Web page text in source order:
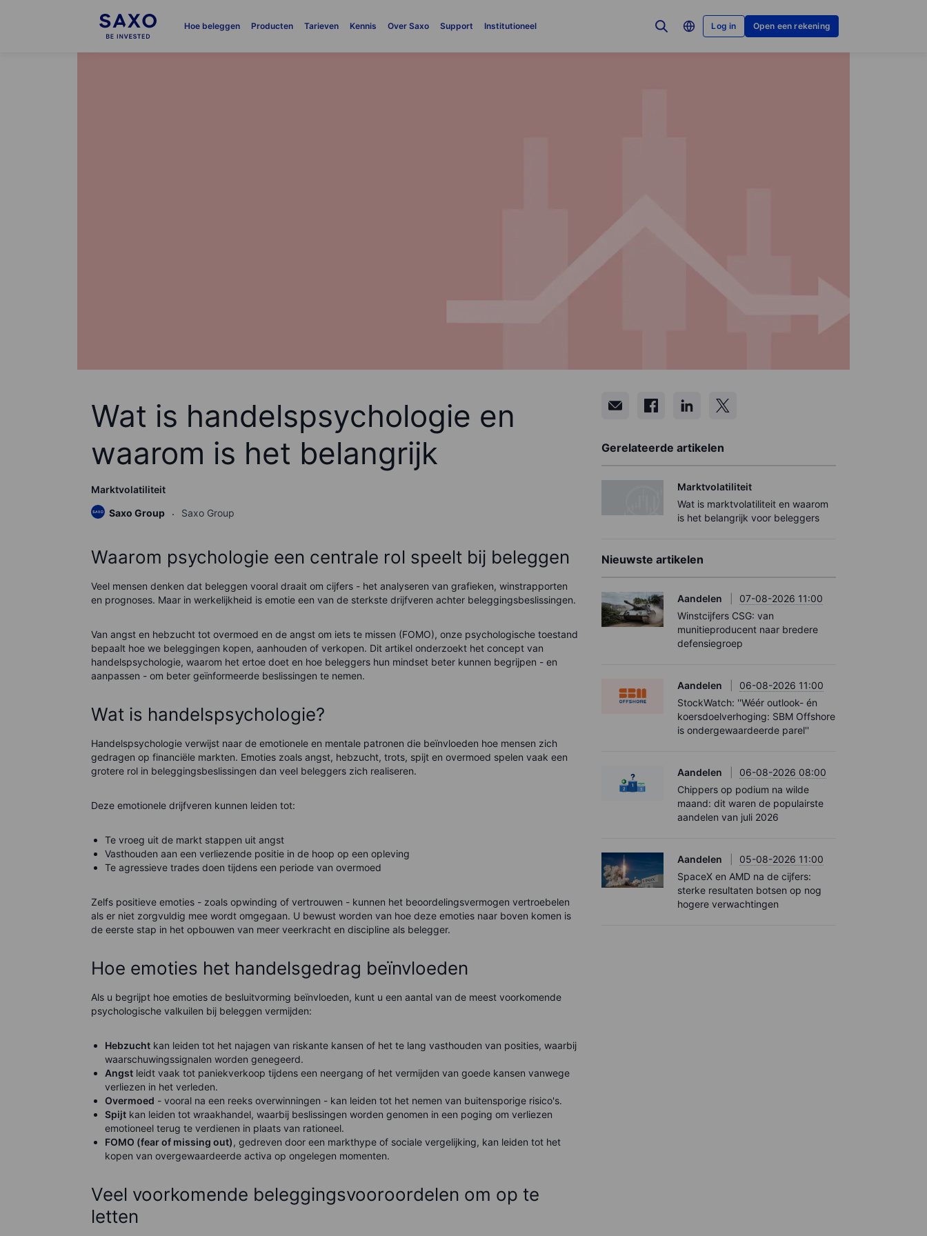
Hoe beleggen Producten Tarieven Kennis Over Saxo Support Institutioneel Log in Open een rekening
Wat is handelspsychologie en
waarom is het belangrijk
Marktvolatiliteit
Saxo Group
Saxo Group
Waarom psychologie een centrale rol speelt bij beleggen
Veel mensen denken dat beleggen vooral draait om cijfers - het analyseren van grafieken, winstrapporten
en prognoses. Maar in werkelijkheid is emotie een van de sterkste drijfveren achter beleggingsbeslissingen.
Van angst en hebzucht tot overmoed en de angst om iets te missen (FOMO), onze psychologische toestand
bepaalt hoe we beleggingen kopen, aanhouden of verkopen. Dit artikel onderzoekt het concept van
handelspsychologie, waarom het ertoe doet en hoe beleggers hun mindset beter kunnen begrijpen - en
aanpassen - om beter geïnformeerde beslissingen te nemen.
Wat is handelspsychologie?
Handelspsychologie verwijst naar de emotionele en mentale patronen die beïnvloeden hoe mensen zich
gedragen op financiële markten. Emoties zoals angst, hebzucht, trots, spijt en overmoed spelen vaak een
grotere rol in beleggingsbeslissingen dan veel beleggers zich realiseren.
Deze emotionele drijfveren kunnen leiden tot:
Te vroeg uit de markt stappen uit angst
Vasthouden aan een verliezende positie in de hoop op een opleving
Te agressieve trades doen tijdens een periode van overmoed
Zelfs positieve emoties - zoals opwinding of vertrouwen - kunnen het beoordelingsvermogen vertroebelen
als er niet zorgvuldig mee wordt omgegaan. U bewust worden van hoe deze emoties naar boven komen is
de eerste stap in het opbouwen van meer veerkracht en discipline als belegger.
Hoe emoties het handelsgedrag beïnvloeden
Als u begrijpt hoe emoties de besluitvorming beïnvloeden, kunt u een aantal van de meest voorkomende
psychologische valkuilen bij beleggen vermijden:
Hebzucht kan leiden tot het najagen van riskante kansen of het te lang vasthouden van posities, waarbij
waarschuwingssignalen worden genegeerd.
Angst leidt vaak tot paniekverkoop tijdens een neergang of het vermijden van goede kansen vanwege
verliezen in het verleden.
Overmoed - vooral na een reeks overwinningen - kan leiden tot het nemen van buitensporige risico's.
Spijt kan leiden tot wraakhandel, waarbij beslissingen worden genomen in een poging om verliezen
emotioneel terug te verdienen in plaats van rationeel.
FOMO (fear of missing out), gedreven door een markthype of sociale vergelijking, kan leiden tot het
kopen van overgewaardeerde activa op ongelegen momenten.
Veel voorkomende beleggingsvooroordelen om op te
letten
Gerelateerde artikelen
Marktvolatiliteit
Wat is marktvolatiliteit en waarom
is het belangrijk voor beleggers
Nieuwste artikelen
Aandelen
07-08-2026 11:00
Winstcijfers CSG: van
munitieproducent naar bredere
defensiegroep
Aandelen
06-08-2026 11:00
StockWatch: ''Wéér outlook- én
koersdoelverhoging: SBM Offshore
is ondergewaardeerde parel''
Aandelen
06-08-2026 08:00
Chippers op podium na wilde
maand: dit waren de populairste
aandelen van juli 2026
Aandelen
05-08-2026 11:00
SpaceX en AMD na de cijfers:
sterke resultaten botsen op nog
hogere verwachtingen